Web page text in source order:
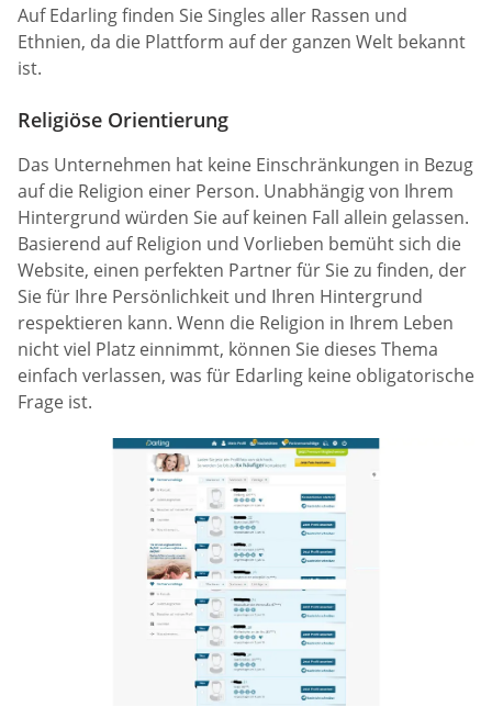
Auf Edarling finden Sie Singles aller Rassen und
Ethnien, da die Plattform auf der ganzen Welt bekannt
ist.
Religiöse Orientierung
Das Unternehmen hat keine Einschränkungen in Bezug
auf die Religion einer Person. Unabhängig von Ihrem
Hintergrund würden Sie auf keinen Fall allein gelassen.
Basierend auf Religion und Vorlieben bemüht sich die
Website, einen perfekten Partner für Sie zu finden, der
Sie für Ihre Persönlichkeit und Ihren Hintergrund
respektieren kann. Wenn die Religion in Ihrem Leben
nicht viel Platz einnimmt, können Sie dieses Thema
einfach verlassen, was für Edarling keine obligatorische
Frage ist.